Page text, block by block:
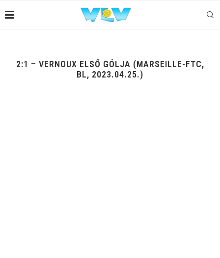
2:1 – VERNOUX ELSŐ GÓLJA (MARSEILLE-FTC,
BL, 2023.04.25.)